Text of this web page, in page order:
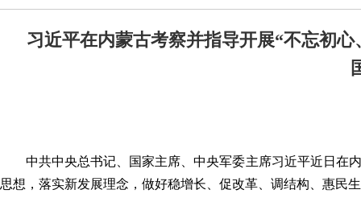
习近平在内蒙古考察并指导开展“不忘初
中共中央总书记、国家主席、中央军委主席习近平近日在内
思想，落实新发展理念，做好稳增长、促改革、调结构、惠民